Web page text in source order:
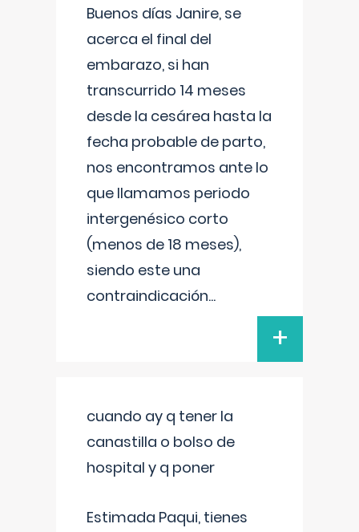
Buenos días Janire, se
acerca el final del
embarazo, si han
transcurrido 14 meses
desde la cesárea hasta la
fecha probable de parto,
nos encontramos ante lo
que llamamos periodo
intergenésico corto
(menos de 18 meses),
siendo este una
contraindicación...
+
cuando ay q tener la
canastilla o bolso de
hospital y q poner
Estimada Paqui, tienes